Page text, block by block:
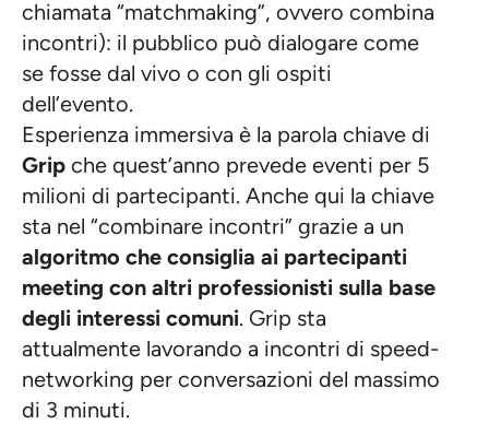
chiamata “matchmaking”, ovvero combina
incontri): il pubblico può dialogare come
se fosse dal vivo o con gli ospiti
dell’evento.
Esperienza immersiva è la parola chiave di
Grip che quest’anno prevede eventi per 5
milioni di partecipanti. Anche qui la chiave
sta nel “combinare incontri” grazie a un
algoritmo che consiglia ai partecipanti
meeting con altri professionisti sulla base
degli interessi comuni. Grip sta
attualmente lavorando a incontri di speed-
networking per conversazioni del massimo
di 3 minuti.